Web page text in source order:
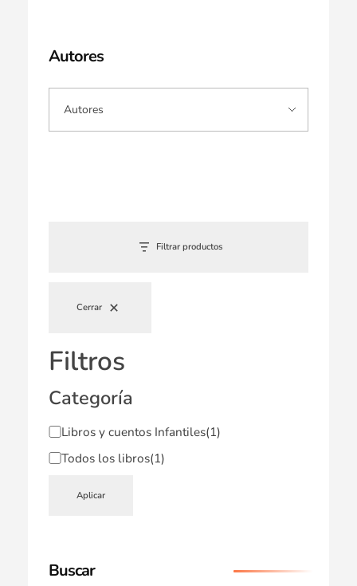
Autores
Filtrar productos
Cerrar
Filtros
Categoría
Libros y cuentos Infantiles(1)
Todos los libros(1)
Aplicar
Buscar